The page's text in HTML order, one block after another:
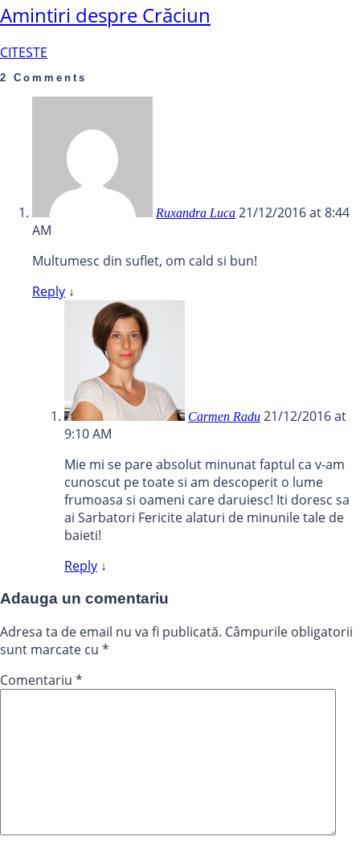
Amintiri despre Crăciun
CITESTE
2 Comments
Ruxandra Luca 21/12/2016 at 8:44
AM
Multumesc din suflet, om cald si bun!
Reply ↓
Carmen Radu 21/12/2016 at
9:10 AM
Mie mi se pare absolut minunat faptul ca v-am
cunoscut pe toate si am descoperit o lume
frumoasa si oameni care daruiesc! Iti doresc sa
ai Sarbatori Fericite alaturi de minunile tale de
baieti!
Reply ↓
Adauga un comentariu
Adresa ta de email nu va fi publicată. Câmpurile obligatorii
sunt marcate cu *
Comentariu *